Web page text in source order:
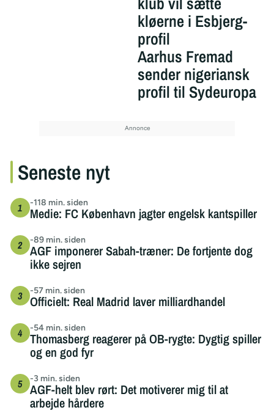
kløerne i Esbjerg-
profil
Aarhus Fremad
sender nigeriansk
profil til Sydeuropa
Seneste nyt
-118 min. siden
Medie: FC København jagter engelsk kantspiller
-89 min. siden
AGF imponerer Sabah-træner: De fortjente dog
ikke sejren
-57 min. siden
Officielt: Real Madrid laver milliardhandel
-54 min. siden
Thomasberg reagerer på OB-rygte: Dygtig spiller
og en god fyr
-3 min. siden
AGF-helt blev rørt: Det motiverer mig til at
arbejde hårdere